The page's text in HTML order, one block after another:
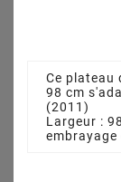
Ce plateau
98 cm
(2011)
Largeur :